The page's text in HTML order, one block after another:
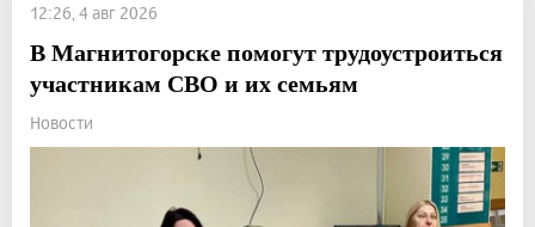
12:26, 4 авг 2026
В Магнитогорске помогут трудоустроиться
участникам СВО и их семьям
Новости